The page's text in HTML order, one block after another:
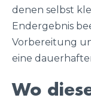
denen selbst
Endergebnis
Vorbereitung
eine
Wo